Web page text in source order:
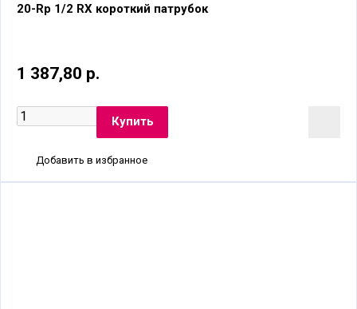
20-Rp 1/2 RX короткий патрубок
1 387,80 р.
Добавить в избранное